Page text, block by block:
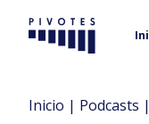
Pivotes
Inicio | Podcasts |